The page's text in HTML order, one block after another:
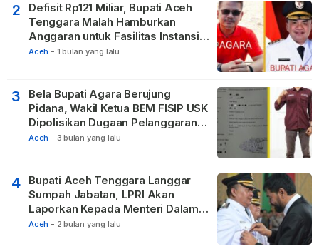
2
Defisit Rp121 Miliar, Bupati Aceh
Tenggara Malah Hamburkan
Anggaran untuk Fasilitas Instansi
Vertikal
Aceh - 1 bulan yang lalu
3
Bela Bupati Agara Berujung
Pidana, Wakil Ketua BEM FISIP USK
Dipolisikan Dugaan Pelanggaran
Privasi dan UU ITE
Aceh - 3 bulan yang lalu
4
Bupati Aceh Tenggara Langgar
Sumpah Jabatan, LPRI Akan
Laporkan Kepada Menteri Dalam
Negeri
Aceh - 2 bulan yang lalu